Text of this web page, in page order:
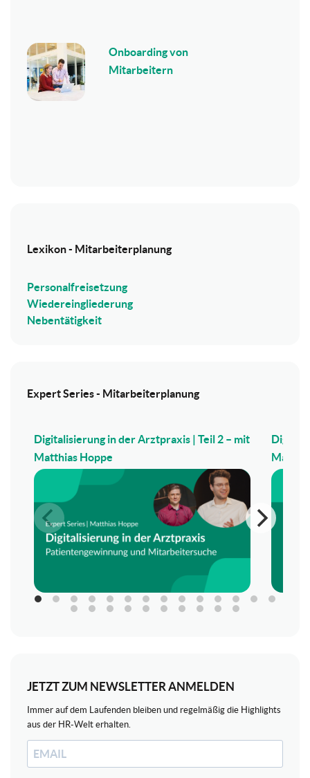
Onboarding von
Mitarbeitern
Lexikon - Mitarbeiterplanung
Personalfreisetzung
Wiedereingliederung
Nebentätigkeit
Expert Series - Mitarbeiterplanung
Digitalisierung in der Arztpraxis | Teil 2 – mit
Matthias Hoppe
JETZT ZUM NEWSLETTER ANMELDEN
Immer auf dem Laufenden bleiben und regelmäßig die Highlights
aus der HR-Welt erhalten.